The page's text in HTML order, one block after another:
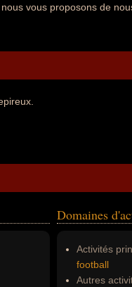
vous proposons de
Domaines
Activités
football
Autres